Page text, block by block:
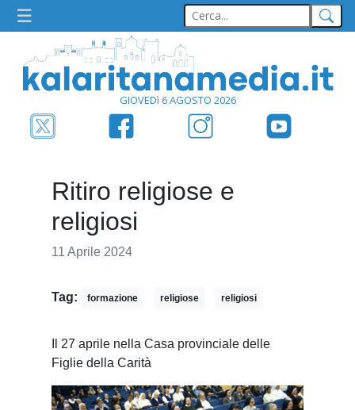
GIOVEDì 6 AGOSTO 2026
Ritiro religiose e
religiosi
11 Aprile 2024
Tag: formazione religiose religiosi
Il 27 aprile nella Casa provinciale delle
Figlie della Carità